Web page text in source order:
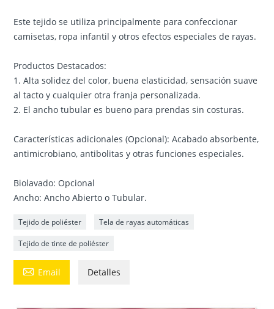
Este tejido se utiliza principalmente para confeccionar
camisetas, ropa infantil y otros efectos especiales de rayas.
Productos Destacados:
1. Alta solidez del color, buena elasticidad, sensación suave
al tacto y cualquier otra franja personalizada.
2. El ancho tubular es bueno para prendas sin costuras.
Características adicionales (Opcional): Acabado absorbente,
antimicrobiano, antibolitas y otras funciones especiales.
Biolavado: Opcional
Ancho: Ancho Abierto o Tubular.
Tejido de poliéster Tela de rayas automáticas
Tejido de tinte de poliéster
 Email Detalles